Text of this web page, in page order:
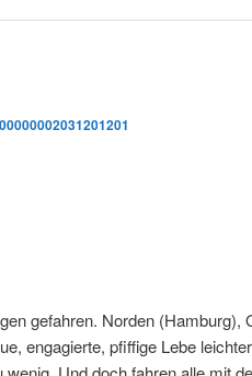
gefahren. Norden (Hamburg),
engagierte, pfiffige Lebe